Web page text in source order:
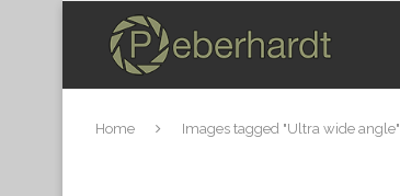
Home Images tagged "Ultra wide angle"